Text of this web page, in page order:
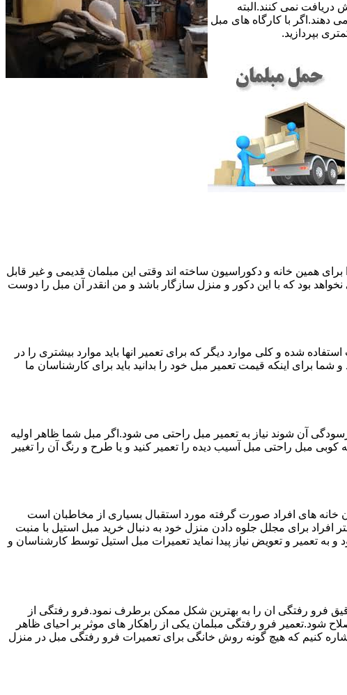
دریافت نمی کنند.البته
با کارگاه های مبل
بپردازید.
برای همین خانه و دکوراسیون ساخته اند وقتی این مبلمان قدیمی و غیر قابل
بود که با این دکور و منزل سازگار باشد و من انقدر آن مبل را دوست
شده و کلی موارد دیگر که برای تعمیر انها باید موارد بیشتری را در
اینکه قیمت تعمیر مبل خود را بدانید باید برای کارشناسان ما
آن شوند نیاز به تعمیر مبل راحتی می شود.اگر مبل شما ظاهر اولیه
مبل راحتی مبل آسیب دیده را تعمیر کنید و یا طرح و رنگ آن را تغییر
خانه های افراد صورت گرفته مورد استقبال بسیاری از مخاطبان است
افراد برای مجلل جلوه دادن منزل خود به دنبال خرید مبل استیل با منبت
تعمیر و تعویض نیاز پیدا نماید تعمیرات مبل استیل توسط کارشناسان و
فرو رفتگی ان را به بهترین شکل ممکن برطرف نمود.فرو رفتگی از
شود.تعمیر فرو رفتگی مبلمان یکی از راهکار های موثر بر احیای ظاهر
کنیم که هیچ گونه روش خانگی برای تعمیرات فرو رفتگی مبل در منزل